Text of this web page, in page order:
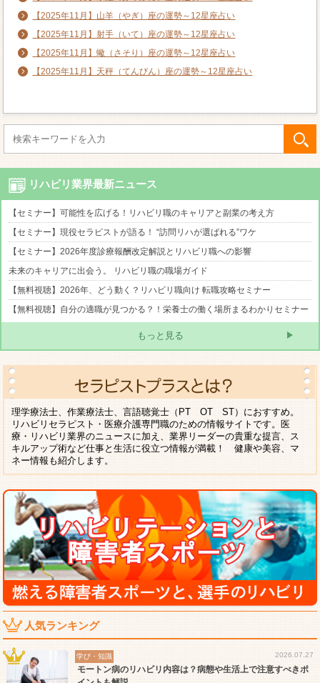
【2025年11月】山羊（やぎ）座の運勢～12星座占い
【2025年11月】射手（いて）座の運勢～12星座占い
【2025年11月】蠍（さそり）座の運勢～12星座占い
【2025年11月】天秤（てんびん）座の運勢～12星座占い
リハビリ業界最新ニュース
【セミナー】可能性を広げる！リハビリ職のキャリアと副業の考え方
【セミナー】現役セラピストが語る！ “訪問リハが選ばれる”ワケ
【セミナー】2026年度診療報酬改定解説とリハビリ職への影響
未来のキャリアに出会う。 リハビリ職の職場ガイド
【無料視聴】2026年、どう動く？リハビリ職向け 転職攻略セミナー
【無料視聴】自分の適職が見つかる？！栄養士の働く場所まるわかりセミナー
もっと見る
理学療法士、作業療法士、言語聴覚士（PT OT ST）におすすめ。
リハビリセラピスト・医療介護専門職のための情報サイトです。医
療・リハビリ業界のニュースに加え、業界リーダーの貴重な提言、ス
キルアップ術など仕事と生活に役立つ情報が満載！ 健康や美容、マ
ネー情報も紹介します。
人気ランキング
学び・知識 2026.07.27
モートン病のリハビリ内容は？病態や生活上で注意すべきポ